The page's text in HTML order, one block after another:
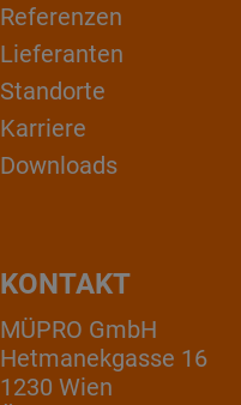
Referenzen
Lieferanten
Standorte
Karriere
Downloads
KONTAKT
MÜPRO GmbH
Hetmanekgasse 16
1230 Wien